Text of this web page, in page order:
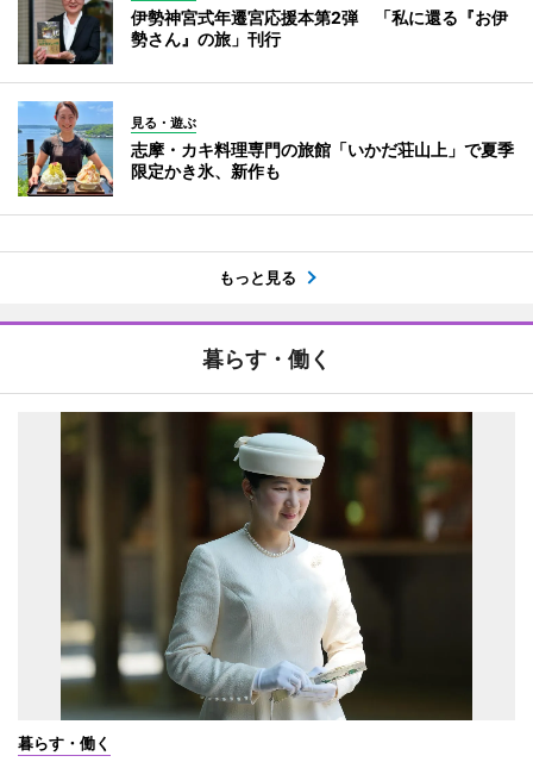
伊勢神宮式年遷宮応援本第2弾 「私に還る『お伊
勢さん』の旅」刊行
見る・遊ぶ
志摩・カキ料理専門の旅館「いかだ荘山上」で夏季
限定かき氷、新作も
もっと見る
暮らす・働く
暮らす・働く